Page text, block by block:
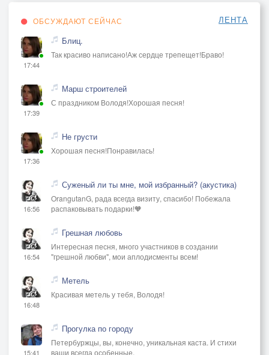
ОБСУЖДАЮТ СЕЙЧАС ЛЕНТА
17:44
Блиц.
Так красиво написано!Аж сердце трепещет!Браво!
17:39
Марш строителей
С праздником Володя!Хорошая песня!
17:36
Не грусти
Хорошая песня!Понравилась!
16:56
Суженый ли ты мне, мой избранный? (акустика)
OrangutanG, рада всегда визиту, спасибо! Побежала
распаковывать подарки!🧡
16:54
Грешная любовь
Интересная песня, много участников в создании
"грешной любви", мои аплодисменты всем!
16:48
Метель
Красивая метель у тебя, Володя!
15:41
Прогулка по городу
Петербуржцы, вы, конечно, уникальная каста. И стихи
ваши всегда особенные.